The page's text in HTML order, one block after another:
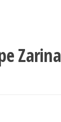
Zarina